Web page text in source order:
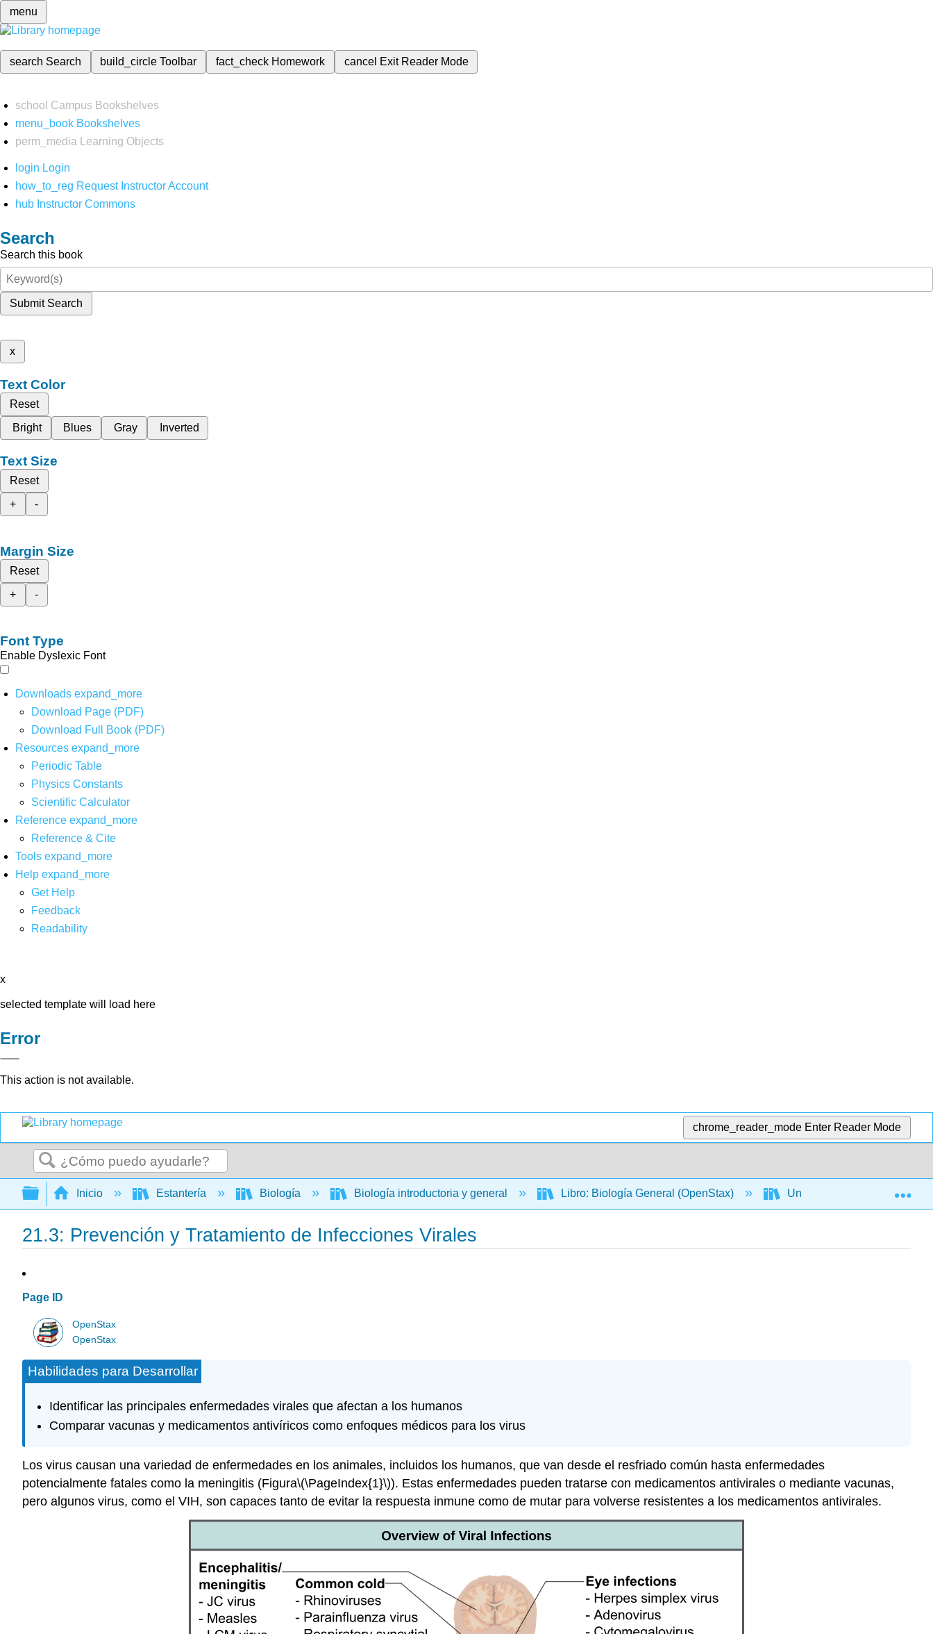
menu
search Search build_circleToolbar fact_check Homework cancel Exit Reader Mode
school Campus Bookshelves
menu_book Bookshelves
perm_media
Learning Objects
login Login
how_to_reg Request Instructor Account
hub Instructor Commons
Search
Search this book
Submit Search
x
Text Color
Reset
Bright
Blues Gray Inverted
Text Size
Reset
+
-
Margin Size
Reset
+
-
Font Type
Enable Dyslexic Font
Downloads expand_more
Download Page (PDF)
Download Full Book (PDF)
Resources expand_more
Periodic Table
Physics Constants
Scientific Calculator
Reference expand_more
Reference & Cite
Tools expand_more
Help expand_more
Get Help
Feedback
Readability
x
selected template will load here
Error
This action is not available.
chrome_reader_mode Enter Reader Mode
Buscar
Expandir/contraer jerarquía global
Inicio Estantería Biología Biología introductoria y general Libro: Biología General (OpenStax) Unidad V: Diversidad
21.3: Prevención y Tratamiento de Infecciones Virales
Page ID
OpenStax
OpenStax
Habilidades para Desarrollar
Identificar las principales enfermedades virales que afectan a los humanos
Comparar vacunas y medicamentos antivíricos como enfoques médicos para los virus
Los virus causan una variedad de enfermedades en los animales, incluidos los humanos, que van desde el resfriado común hasta enfermedades
potencialmente fatales como la meningitis (Figura\(\PageIndex{1}\)). Estas enfermedades pueden tratarse con medicamentos antivirales o mediante vacunas,
pero algunos virus, como el VIH, son capaces tanto de evitar la respuesta inmune como de mutar para volverse resistentes a los medicamentos antivirales.